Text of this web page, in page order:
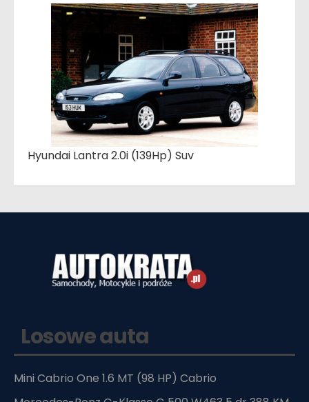
Hyundai Lantra 2.0i (139Hp) Suv
Losowe auta
Mini Cabrio One 1.6 MT (98 HP) Cabrio